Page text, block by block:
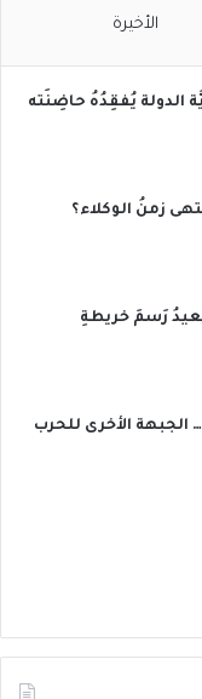
الأخيرة
الدولة يُفقِدُهُ حاضِنَته
زمنُ الوكلاء؟
رَسمَ خريطةِ
الجبهة الأخرى للحرب